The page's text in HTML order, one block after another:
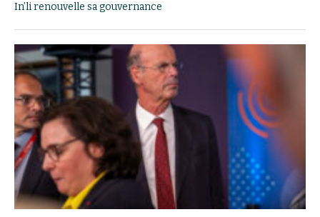
In’li renouvelle sa gouvernance